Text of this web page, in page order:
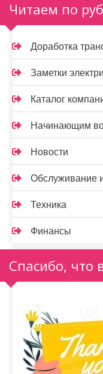
Читаем по
Доработка
Заметки
Каталог
Начинающим
Новости
Обслуживание
Техника
Финансы
Спасибо, что